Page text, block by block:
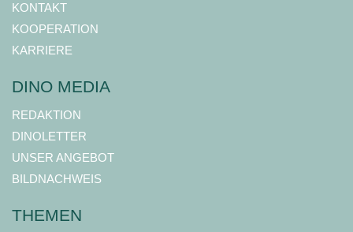
KONTAKT
KOOPERATION
KARRIERE
DINO MEDIA
REDAKTION
DINOLETTER
UNSER ANGEBOT
BILDNACHWEIS
THEMEN